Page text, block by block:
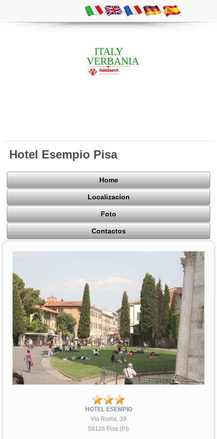
ITALY
VERBANIA
Hotel Esempio Pisa
Home
Localizacion
Foto
Contactos
HOTEL ESEMPIO
Via Roma, 39
56126 Pisa (PI)